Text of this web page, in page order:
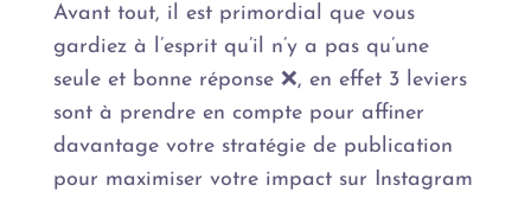
Avant tout, il est primordial que vous
gardiez à l’esprit qu’il n’y a pas qu’une
seule et bonne réponse ❌, en effet 3 leviers
sont à prendre en compte pour affiner
davantage votre stratégie de publication
pour maximiser votre impact sur Instagram